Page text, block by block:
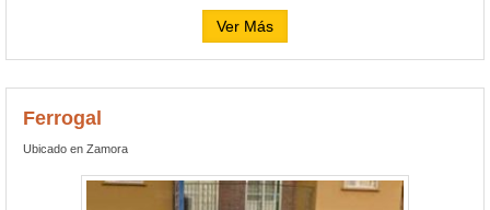
Ver Más
Ferrogal
Ubicado en Zamora